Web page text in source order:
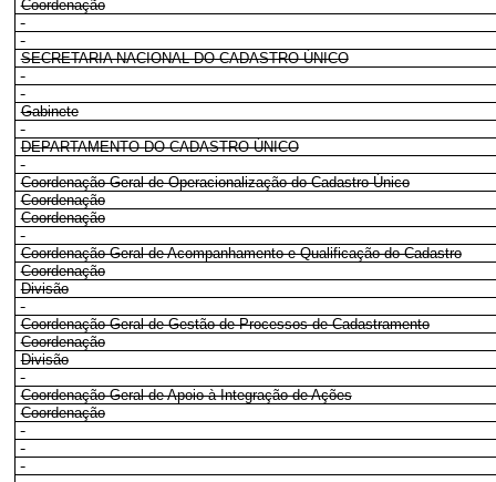
Coordenação
SECRETARIA NACIONAL DO CADASTRO ÚNICO
Gabinete
DEPARTAMENTO DO CADASTRO ÚNICO
Coordenação-Geral de Operacionalização do Cadastro Único
Coordenação
Coordenação
Coordenação-Geral de Acompanhamento e Qualificação do Cadastro
Coordenação
Divisão
Coordenação-Geral de Gestão de Processos de Cadastramento
Coordenação
Divisão
Coordenação-Geral de Apoio à Integração de Ações
Coordenação